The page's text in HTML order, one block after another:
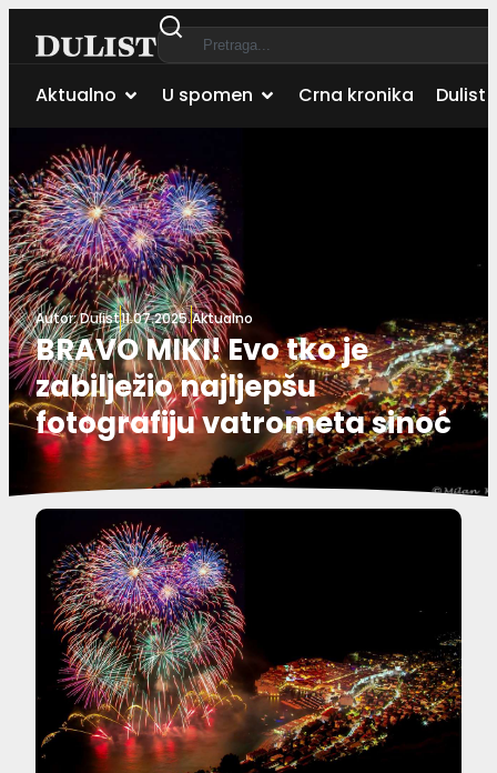
Aktualno U spomen Crna kronika Dulist
Autor:Dulist11.07.2025.Aktualno
BRAVO MIKI! Evo tko je
zabilježio najljepšu
fotografiju vatrometa sinoć